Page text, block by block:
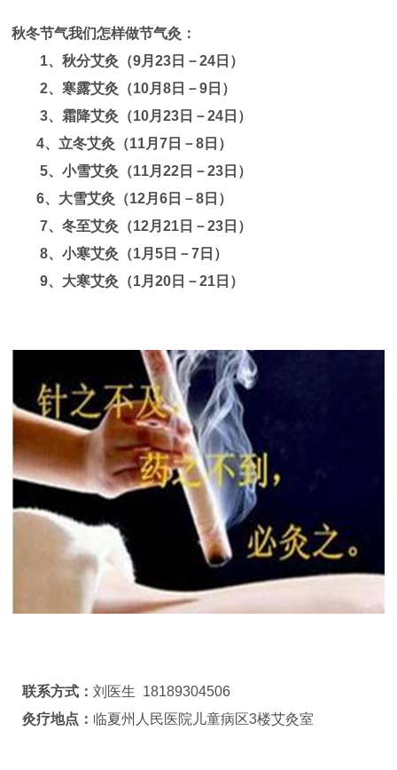
秋冬节气我们怎样做节气灸：
1、秋分艾灸（9月23日－24日）
2、寒露艾灸（10月8日－9日）
3、霜降艾灸（10月23日－24日）
4、立冬艾灸（11月7日－8日）
5、小雪艾灸（11月22日－23日）
6、大雪艾灸（12月6日－8日）
7、冬至艾灸（12月21日－23日）
8、小寒艾灸（1月5日－7日）
9、大寒艾灸（1月20日－21日）
联系方式： 刘医生 18189304506
灸疗地点： 临夏州人民医院儿童病区3楼艾灸室